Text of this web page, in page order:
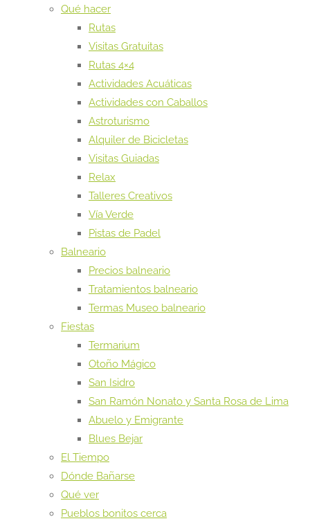
Qué hacer
Rutas
Visitas Gratuitas
Rutas 4×4
Actividades Acuáticas
Actividades con Caballos
Astroturismo
Alquiler de Bicicletas
Visitas Guiadas
Relax
Talleres Creativos
Vía Verde
Pistas de Padel
Balneario
Precios balneario
Tratamientos balneario
Termas Museo balneario
Fiestas
Termarium
Otoño Mágico
San Isidro
San Ramón Nonato y Santa Rosa de Lima
Abuelo y Emigrante
Blues Bejar
El Tiempo
Dónde Bañarse
Qué ver
Pueblos bonitos cerca